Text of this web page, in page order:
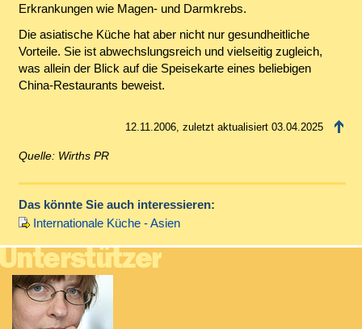
Erkrankungen wie Magen- und Darmkrebs.
Die asiatische Küche hat aber nicht nur gesundheitliche
Vorteile. Sie ist abwechslungsreich und vielseitig zugleich,
was allein der Blick auf die Speisekarte eines beliebigen
China-Restaurants beweist.
12.11.2006, zuletzt aktualisiert 03.04.2025
Quelle: Wirths PR
Das könnte Sie auch interessieren:
Internationale Küche - Asien